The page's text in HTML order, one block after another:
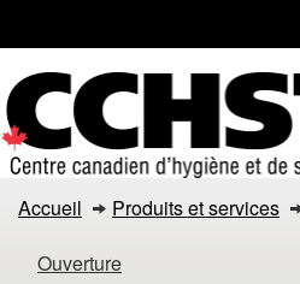
la
Forum
CCHST
Accueil Produits et services
Ouverture